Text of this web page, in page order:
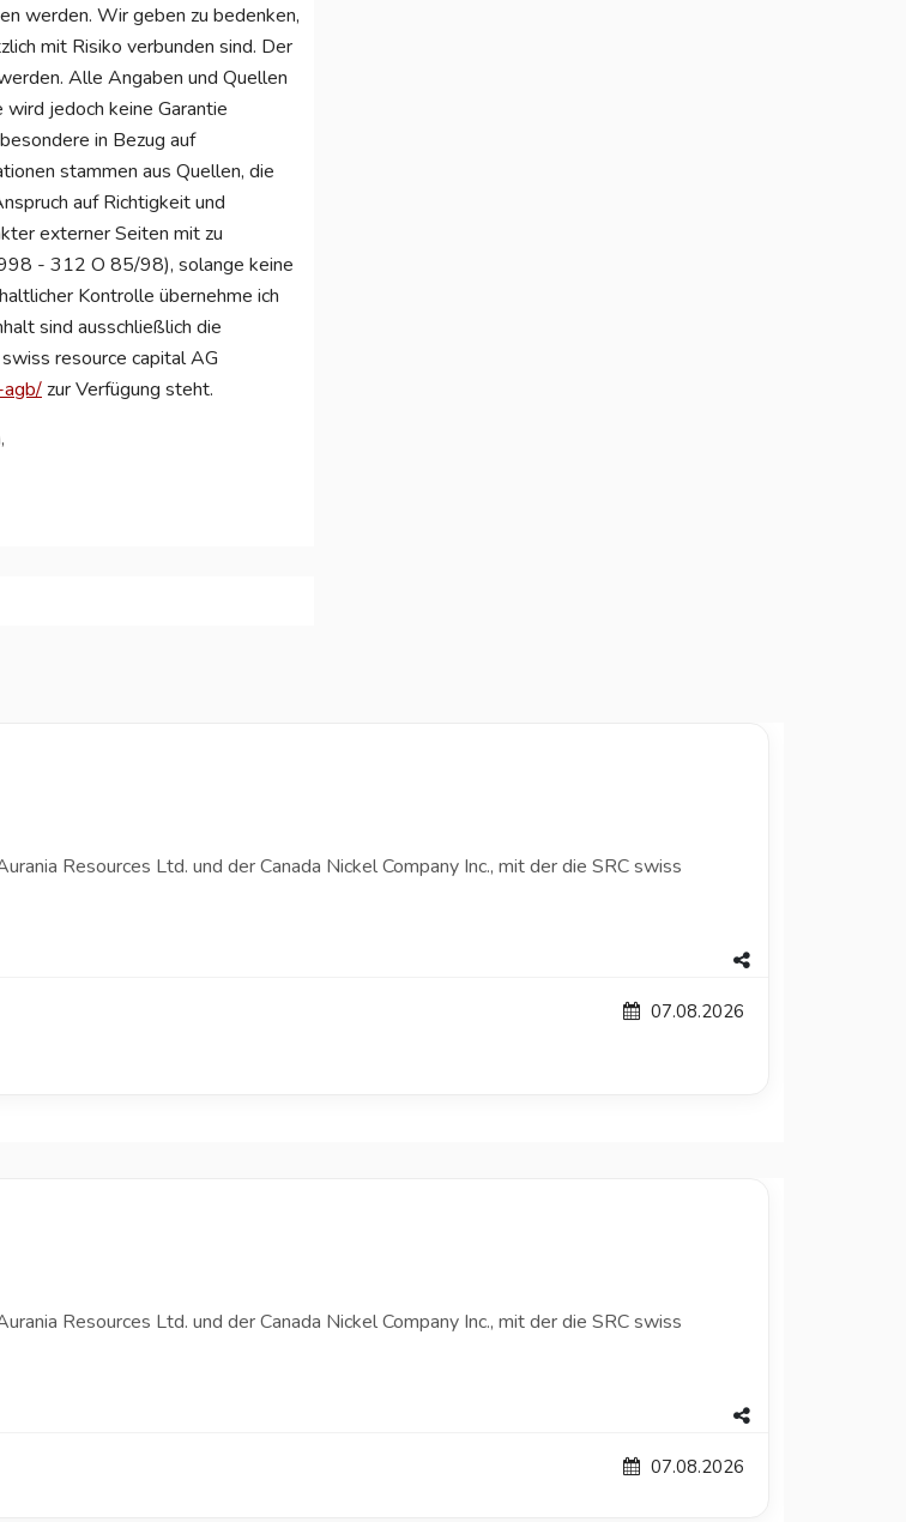
werden. Wir geben zu bedenken,
mit Risiko verbunden sind. Der
Alle Angaben und Quellen
jedoch keine Garantie
in Bezug auf
stammen aus Quellen, die
auf Richtigkeit und
externer Seiten mit zu
- 312 O 85/98), solange keine
Kontrolle übernehme ich
sind ausschließlich die
resource capital AG
zur Verfügung steht.
Resources Ltd. und der Canada Nickel Company Inc., mit der die SRC swiss
07.08.2026
Resources Ltd. und der Canada Nickel Company Inc., mit der die SRC swiss
07.08.2026